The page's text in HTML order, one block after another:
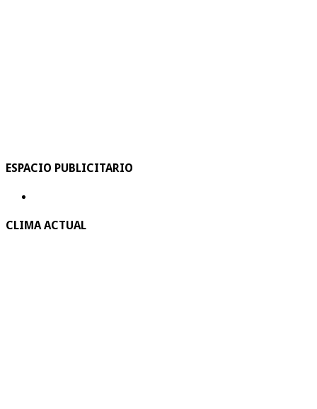
ESPACIO PUBLICITARIO
CLIMA ACTUAL